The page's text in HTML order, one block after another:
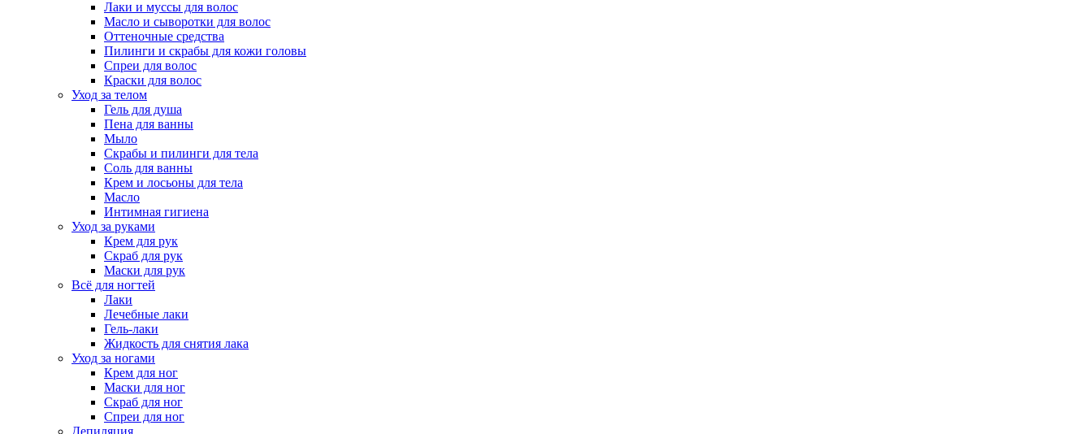
Лаки и муссы для волос
Масло и сыворотки для волос
Оттеночные средства
Пилинги и скрабы для кожи головы
Спреи для волос
Краски для волос
Уход за телом
Гель для душа
Пена для ванны
Мыло
Скрабы и пилинги для тела
Соль для ванны
Крем и лосьоны для тела
Масло
Интимная гигиена
Уход за руками
Крем для рук
Скраб для рук
Маски для рук
Всё для ногтей
Лаки
Лечебные лаки
Гель-лаки
Жидкость для снятия лака
Уход за ногами
Крем для ног
Маски для ног
Скраб для ног
Спреи для ног
Депиляция